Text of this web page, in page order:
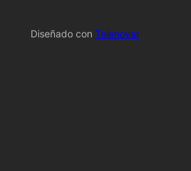
Diseñado con Telenovar